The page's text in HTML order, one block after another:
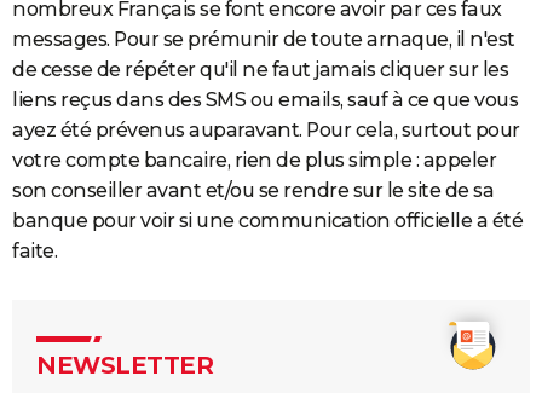
nombreux Français se font encore avoir par ces faux
messages. Pour se prémunir de toute arnaque, il n'est
de cesse de répéter qu'il ne faut jamais cliquer sur les
liens reçus dans des SMS ou emails, sauf à ce que vous
ayez été prévenus auparavant. Pour cela, surtout pour
votre compte bancaire, rien de plus simple : appeler
son conseiller avant et/ou se rendre sur le site de sa
banque pour voir si une communication officielle a été
faite.
NEWSLETTER